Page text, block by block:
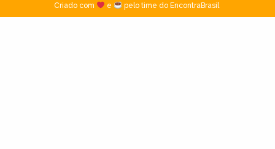
Criado com
e pelo time do EncontraBrasil